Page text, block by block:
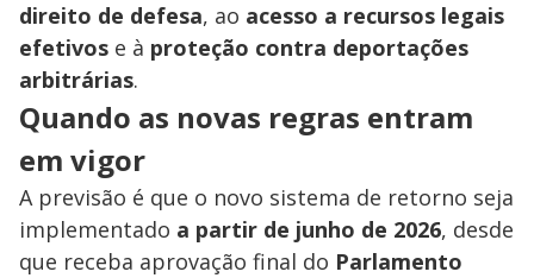
direito de defesa, ao acesso a recursos legais
efetivos e à proteção contra deportações
arbitrárias.
Quando as novas regras entram
em vigor
A previsão é que o novo sistema de retorno seja
implementado a partir de junho de 2026, desde
que receba aprovação final do Parlamento